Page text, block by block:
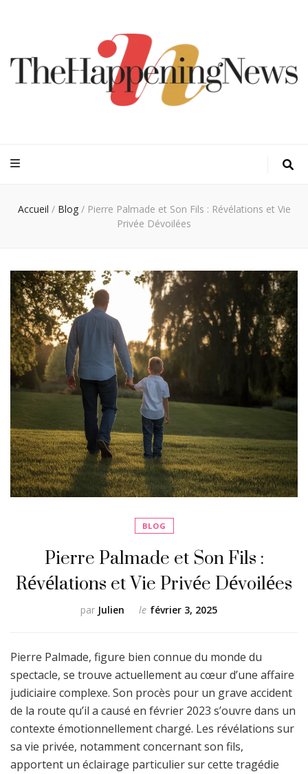
Accueil / Blog / Pierre Palmade et Son Fils : Révélations et Vie
Privée Dévoilées
BLOG
Pierre Palmade et Son Fils :
Révélations et Vie Privée Dévoilées
par Julien le février 3, 2025
Pierre Palmade, figure bien connue du monde du
spectacle, se trouve actuellement au cœur d’une affaire
judiciaire complexe. Son procès pour un grave accident
de la route qu’il a causé en février 2023 s’ouvre dans un
contexte émotionnellement chargé. Les révélations sur
sa vie privée, notamment concernant son fils,
apportent un éclairage particulier sur cette tragédie